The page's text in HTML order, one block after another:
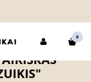
0
"Zuikis"